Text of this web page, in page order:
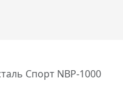
Спорт NBP-1000